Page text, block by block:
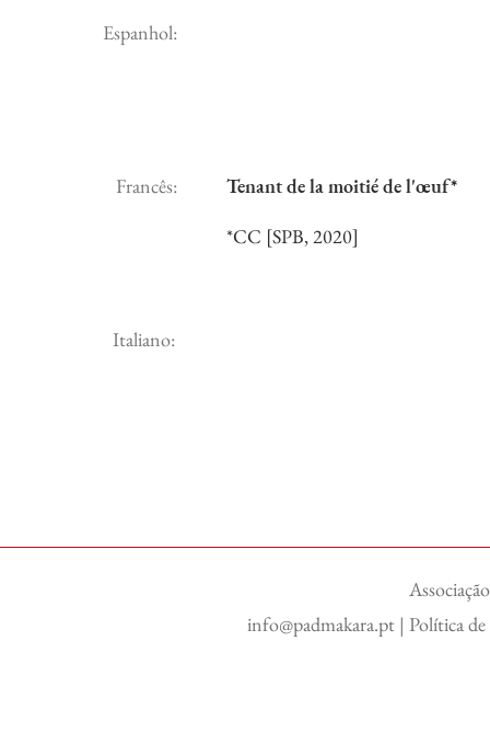
Espanhol:
Francês:
Tenant de la moitié de l'œuf*
*CC [SPB, 2020]
Italiano:
info@padmakara.pt | Política